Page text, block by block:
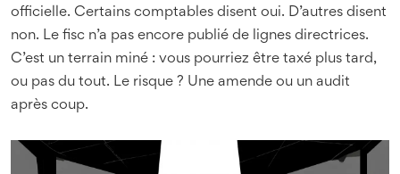
officielle. Certains comptables disent oui. D’autres disent
non. Le fisc n’a pas encore publié de lignes directrices.
C’est un terrain miné : vous pourriez être taxé plus tard,
ou pas du tout. Le risque ? Une amende ou un audit
après coup.